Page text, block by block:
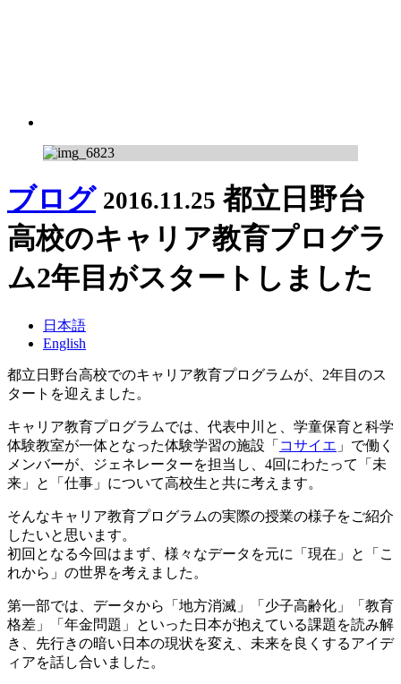
ブログ 2016.11.25 都立日野台
高校のキャリア教育プログラ
ム2年目がスタートしました
日本語
English
都立日野台高校でのキャリア教育プログラムが、2年目のス
タートを迎えました。
キャリア教育プログラムでは、代表中川と、学童保育と科学
体験教室が一体となった体験学習の施設「 コサイエ 」で働く
メンバーが、ジェネレーターを担当し、4回にわたって「未
来」と「仕事」について高校生と共に考えます。
そんなキャリア教育プログラムの実際の授業の様子をご紹介
したいと思います。
初回となる今回はまず、様々なデータを元に「現在」と「こ
れから」の世界を考えました。
第一部では、データから「地方消滅」「少子高齢化」「教育
格差」「年金問題」といった日本が抱えている課題を読み解
き、先行きの暗い日本の現状を変え、未来を良くするアイデ
ィアを話し合いました。